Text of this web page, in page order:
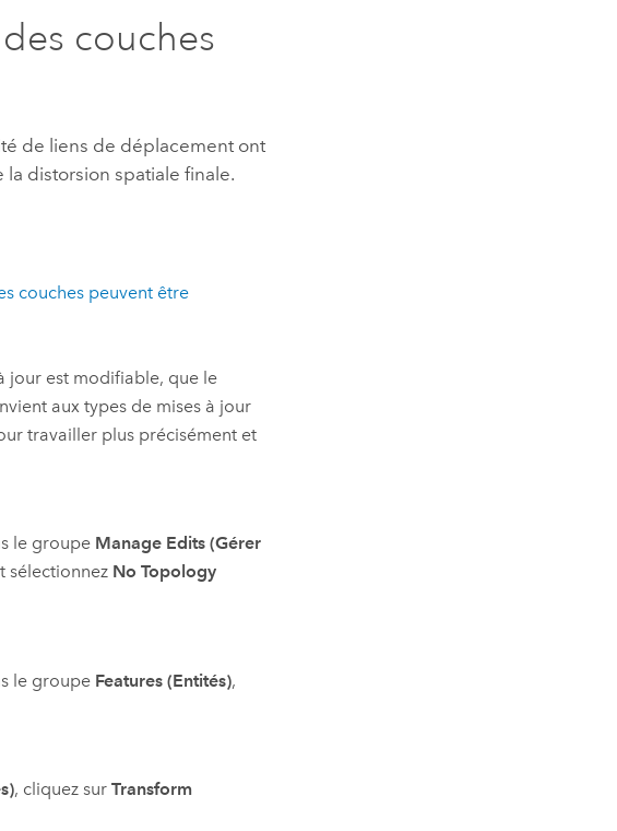
couches
de liens de déplacement ont
distorsion spatiale finale.
couches peuvent être
jour est modifiable, que le
aux types de mises à jour
travailler plus précisément et
le groupe Manage Edits (Gérer
sélectionnez No Topology
le groupe Features (Entités),
, cliquez surTransform